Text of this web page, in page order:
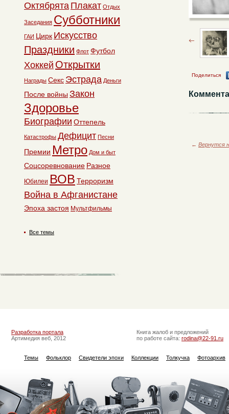
Поделиться
← Вернутся
Октябрята Плакат Отдых
Заседания Субботники
ГАИ Цирк Искусство
Праздники Флот Футбол
Хоккей Открытки
Награды Секс Эстрада Деньги
После войны Закон
Здоровье
Биографии Оттепель
Катастрофы Дефицит Песни
Премии Метро Дом и быт
Соцсоревнование Разное
Юбилеи ВОВ Терроризм
Война в Афганистане
Эпоха застоя Мультфильмы
Все темы
Разработка портала
Артимедия веб, 2012
Книга жалоб и предложений
по работе сайта: rodina@22-91.ru
Темы Фольклор Свидетели эпохи Коллекции Толкучка Фотоархив